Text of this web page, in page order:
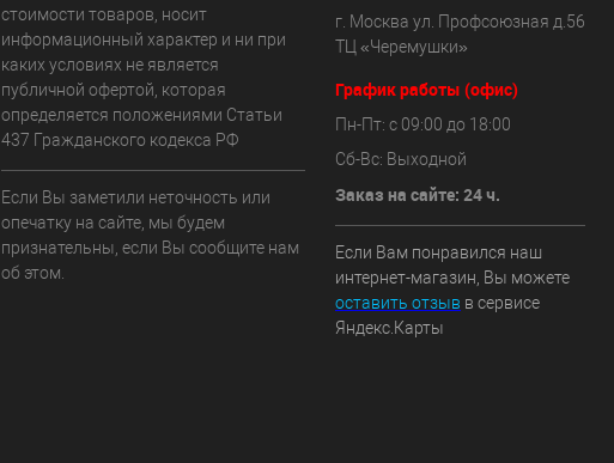
стоимости товаров, носит
информационный характер и ни при
каких условиях не является
публичной офертой, которая
определяется положениями Статьи
437 Гражданского кодекса РФ
Если Вы заметили неточность или
опечатку на сайте, мы будем
признательны, если Вы сообщите нам
об этом.
г. Москва ул. Профсоюзная д.56
ТЦ «Черемушки»
График работы (офис)
Пн-Пт: с 09:00 до 18:00
Сб-Вс: Выходной
Заказ на сайте: 24 ч.
Если Вам понравился наш
интернет-магазин, Вы можете
оставить отзыв в сервисе
Яндекс.Карты